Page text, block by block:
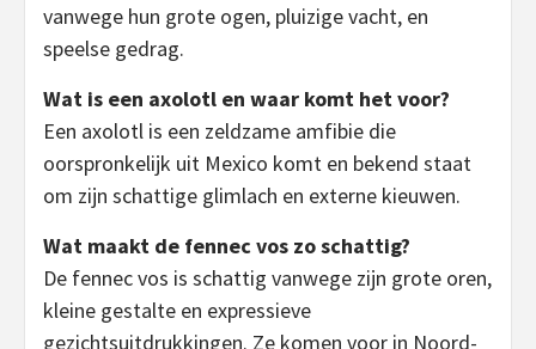
vanwege hun grote ogen, pluizige vacht, en
speelse gedrag.
Wat is een axolotl en waar komt het voor?
Een axolotl is een zeldzame amfibie die
oorspronkelijk uit Mexico komt en bekend staat
om zijn schattige glimlach en externe kieuwen.
Wat maakt de fennec vos zo schattig?
De fennec vos is schattig vanwege zijn grote oren,
kleine gestalte en expressieve
gezichtsuitdrukkingen. Ze komen voor in Noord-